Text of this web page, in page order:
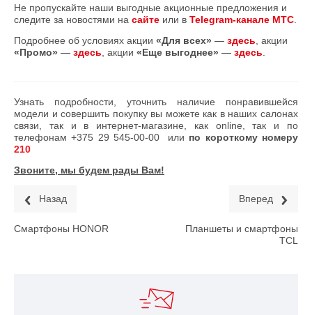
Не пропускайте наши выгодные акционные предложения и
следите за новостями на сайте или в Telegram-канале МТС
Подробнее об условиях акции «Для всех» — здесь , акции
«Промо» — здесь , акции «Еще выгоднее» — здесь
Узнать подробности, уточнить наличие понравившейся
модели и совершить покупку вы можете как в наших салонах
связи, так и в интернет-магазине, как online, так и по
телефонам+375 29 545-00-00 или по короткому номеру
210
Звоните, мы будем рады Вам!
Назад
Смартфоны HONOR
Вперед
Планшеты и смартфоны
TCL